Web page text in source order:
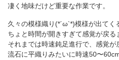
凄く地味だけど重要な作業です。
久々の模様織り(*´ω`*)模様が出てく
ちょと時間が開きすぎて感覚が戻る
それまでは時速鈍足進行で、感覚が
流石に平織りみたいに時速50〜